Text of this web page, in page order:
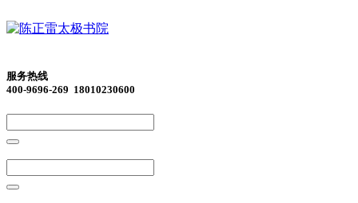
服务热线
400-9696-269 18010230600